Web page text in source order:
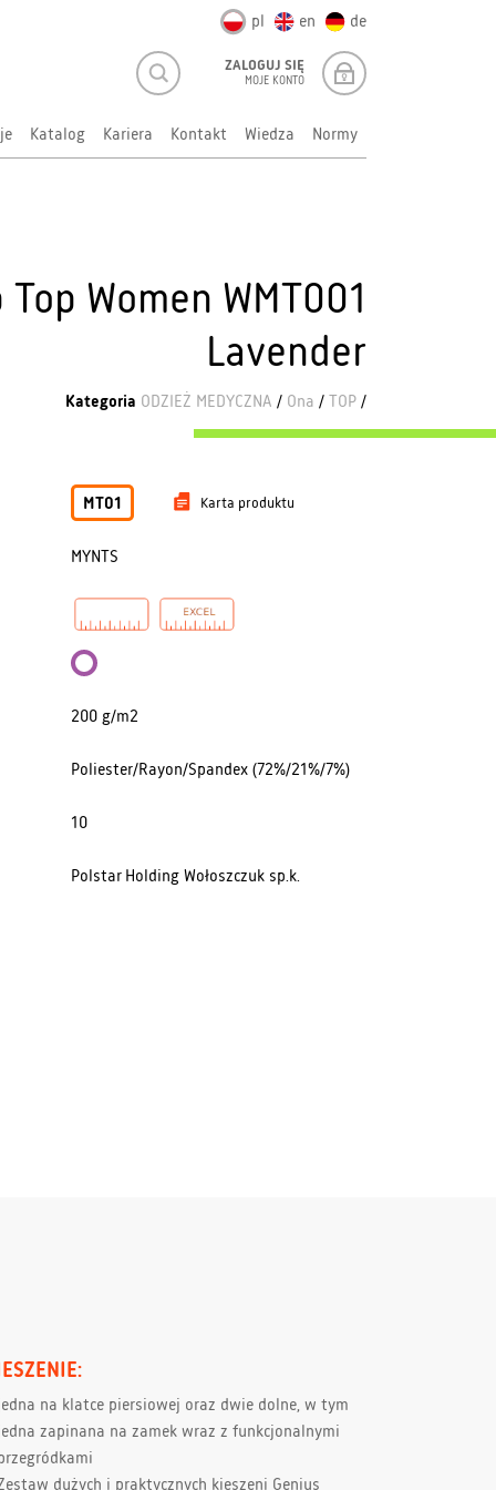
pl en de
ZALOGUJ SIĘ
MOJE KONTO
Katalog Kariera Kontakt Wiedza Normy
Women WMT001
Lavender
Kategoria ODZIEŻ MEDYCZNA / Ona / TOP /
MT01 Karta produktu
MYNTS
200 g/m2
Poliester/Rayon/Spandex (72%/21%/7%)
10
Polstar Holding Wołoszczuk sp.k.
na klatce piersiowej oraz dwie dolne, w tym
zapinana na zamek wraz z funkcjonalnymi
dużych i praktycznych kieszeni Genius